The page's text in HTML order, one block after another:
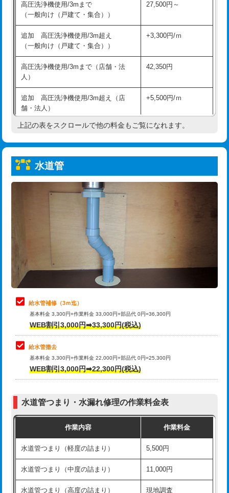
給水管工事※（支持金具設置)
給水管工事※（保温材使用（バンド止
め込み）)
5,500円
給水管工事※（土の掘削・埋め戻し作
業)
11,000円
給水管工事※（塩ビ管（VP・HI）使
用/3ｍまで)
33,000円
給水管工事※（塩ビ管（VP・HI）使
+8,800円
給水管工事※（ライニング鋼管・銅
管・ポリ管・HT管使用/3ｍまで)
給水管工事※（ライニング鋼管・銅
管・ポリ管・HT管使用/3ｍ超え)
排水管工事（土の掘削・埋め戻し作
11,000円~
排水管工事（排水管工事/3ｍまで） 55,000円
排水管工事（追加 排水管工事/3ｍ超
マス交換（土の掘削・埋め戻し作業）
マス交換（深さ50㎝未満）
マス交換（深さ50㎝以上）
コンクリート斫り（厚さ10㎝まで）
モルタル補修（厚さ10㎝超え） 38,500円
洗面台設置 38,500円
化粧台設置 22,000円
高圧洗浄機使用/3mまで
（一般向け（戸建て・集合））
27,500円～
追加 高圧洗浄機使用/3m超え
（一般向け（戸建て・集合））
+3,300円/ｍ
高圧洗浄機使用/3mまで（店舗・法
人）
42,350円
追加 高圧洗浄機使用/3m超え（店
舗・法人）
+5,500円/ｍ
高度高圧洗浄換 現地調査
トーラー機使用/3mまで
追加トーラー機使用/3m超え
33,000円
8,800円
止水・漏水調査・防水処理・清掃・修
理・調整・分解・加工など（軽作業）
11,000円
止水・漏水調査・防水処理・清掃・修
理・調整・分解・加工など（中作業）
止水・漏水調査・防水処理・清掃・修
理・調整・分解・加工など（重作業）
33,000円
その他部品の脱着
交換・取付（タンク）
式）)
式・ワンホール）)
交換・取付(排水栓・排水トラップ
22,000円+材料費
上記の表をスクロールで他の料金もご覧になれます。
水道管
給水管補修（3ｍ迄）
基本料金 3,300円+作業料金 33,000円+部品代 0円=36,300円
WEB割引3,000円➡33,300円(税込)
給水管撤去
基本料金 3,300円+作業料金 22,000円+部品代 0円=25,300円
WEB割引3,000円➡22,300円(税込)
水道管つまり・水漏れ修理の作業料金表
作業内容 作業料金
水道管つまり（軽度の詰まり） 5,500円
水道管つまり（中度の詰まり） 11,000円
水道管つまり（高度の詰まり） 現地調査